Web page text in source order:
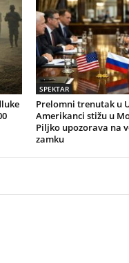
SPEKTAR
Prelomni trenutak u
Amerikanci stižu u
Piljko upozorava na
zamku